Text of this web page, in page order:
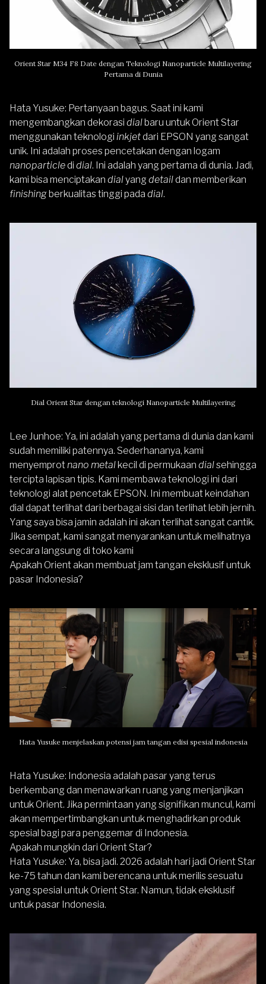
Orient Star M34 F8 Date dengan Teknologi Nanoparticle Multilayering
Pertama di Dunia
Hata Yusuke: Pertanyaan bagus. Saat ini kami
mengembangkan dekorasi dialbaru untuk Orient Star
menggunakan teknologi inkjetdari EPSON yang sangat
unik. Ini adalah proses pencetakan dengan logam
nanoparticledi dial. Ini adalah yang pertama di dunia. Jadi,
kami bisa menciptakan dialyang detaildan memberikan
finishingberkualitas tinggi pada dial.
Dial Orient Star dengan teknologi Nanoparticle Multilayering
Lee Junhoe: Ya, ini adalah yang pertama di dunia dan kami
sudah memiliki patennya. Sederhananya, kami
menyemprotnano metalkecil di permukaan dialsehingga
tercipta lapisan tipis. Kami membawa teknologi ini dari
teknologi alat pencetak EPSON. Ini membuat keindahan
dial dapat terlihat dari berbagai sisi dan terlihat lebih jernih.
Yang saya bisa jamin adalah ini akan terlihat sangat cantik.
Jika sempat, kami sangat menyarankan untuk melihatnya
secara langsung di toko kami
Apakah Orient akan membuat jam tangan eksklusif untuk
pasar Indonesia?
Hata Yusuke menjelaskan potensi jam tangan edisi spesial indonesia
Hata Yusuke: Indonesia adalah pasar yang terus
berkembang dan menawarkan ruang yang menjanjikan
untuk Orient. Jika permintaan yang signifikan muncul, kami
akan mempertimbangkan untuk menghadirkan produk
spesial bagi para penggemar di Indonesia.
Apakah mungkin dari Orient Star?
Hata Yusuke: Ya, bisa jadi. 2026 adalah hari jadi Orient Star
ke-75 tahun dan kami berencana untuk merilis sesuatu
yang spesial untuk Orient Star. Namun, tidak eksklusif
untuk pasar Indonesia.